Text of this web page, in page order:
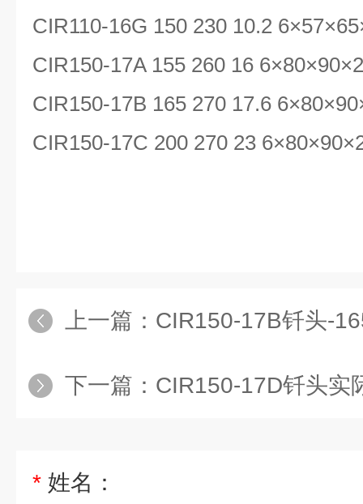
CIR110-16G 150 230 10.2
CIR150-17A 155 260 16
CIR150-17B 165 270 17.6
CIR150-17C 200 270 23
上一篇： CIR150-17B钎头-
下一篇： CIR150-17D钎头实
* 姓名：